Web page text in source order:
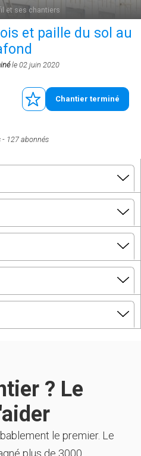
et ses chantiers
et paille du sol au
le 02 juin 2020
Chantier terminé
127 abonnés
? Le
le premier. Le
plus de 3000.